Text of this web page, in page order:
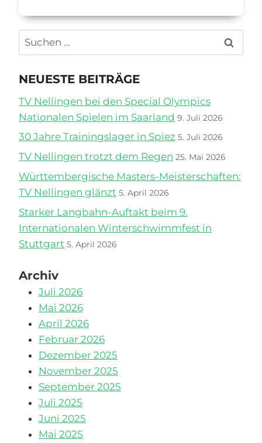
2003
Suchen
nach:
NEUESTE BEITRÄGE
TV Nellingen bei den Special Olympics
Nationalen Spielen im Saarland 9. Juli 2026
30 Jahre Trainingslager in Spiez 5. Juli 2026
TV Nellingen trotzt dem Regen 25. Mai 2026
Württembergische Masters-Meisterschaften:
TV Nellingen glänzt 5. April 2026
Starker Langbahn-Auftakt beim 9.
Internationalen Winterschwimmfest in
Stuttgart 5. April 2026
Archiv
Juli 2026
Mai 2026
April 2026
Februar 2026
Dezember 2025
November 2025
September 2025
Juli 2025
Juni 2025
Mai 2025